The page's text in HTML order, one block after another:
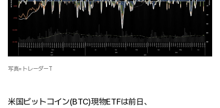
写真=トレーダーT
米国ビットコイン(BTC)現物ETFは前日、